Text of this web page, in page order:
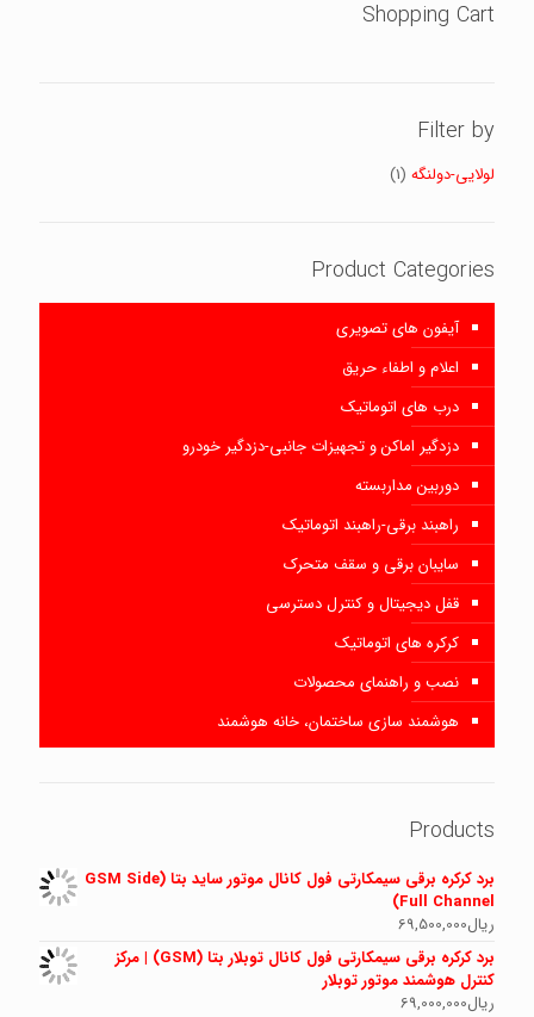
Shopping Cart
Filter by
لولایی-دولنگه (1)
Product Categories
آیفون های تصویری
اعلام و اطفاء حریق
درب های اتوماتیک
دزدگیر اماکن و تجهیزات جانبی-دزدگیر خودرو
دوربین مداربسته
راهبند برقی-راهبند اتوماتیک
سایبان برقی و سقف متحرک
قفل دیجیتال و کنترل دسترسی
کرکره های اتوماتیک
نصب و راهنمای محصولات
هوشمند سازی ساختمان، خانه هوشمند
Products
برد کرکره برقی سیمکارتی فول کانال موتور ساید بتا (GSM Side
Full Channel)
ریال69,500,000
برد کرکره برقی سیمکارتی فول کانال توبلار بتا (GSM) | مرکز
کنترل هوشمند موتور توبلار
ریال69,000,000